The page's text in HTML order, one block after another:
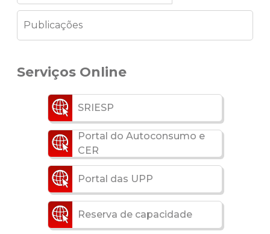
Publicações
Serviços Online
SRIESP
Portal do Autoconsumo e
CER
Portal das UPP
Reserva de capacidade